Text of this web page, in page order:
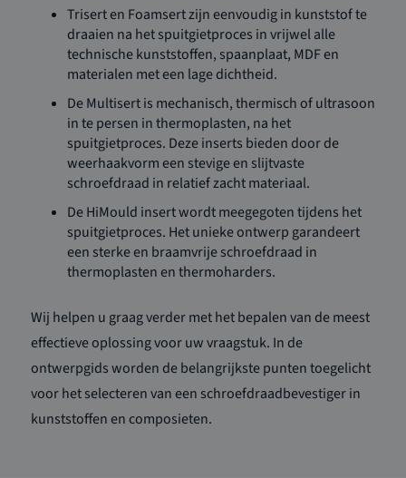
Trisert en Foamsert zijn eenvoudig in kunststof te
draaien na het spuitgietproces in vrijwel alle
technische kunststoffen, spaanplaat, MDF en
materialen met een lage dichtheid.
De Multisert is mechanisch, thermisch of ultrasoon
in te persen in thermoplasten, na het
spuitgietproces. Deze inserts bieden door de
weerhaakvorm een stevige en slijtvaste
schroefdraad in relatief zacht materiaal.
De HiMould insert wordt meegegoten tijdens het
spuitgietproces. Het unieke ontwerp garandeert
een sterke en braamvrije schroefdraad in
thermoplasten en thermoharders.
Wij helpen u graag verder met het bepalen van de meest
effectieve oplossing voor uw vraagstuk. In de
ontwerpgids worden de belangrijkste punten toegelicht
voor het selecteren van een schroefdraadbevestiger in
kunststoffen en composieten.